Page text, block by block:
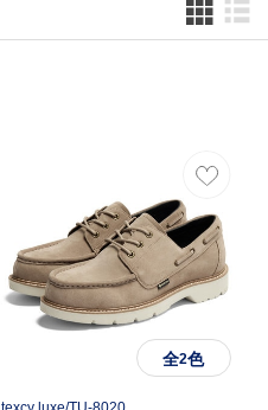
全2色